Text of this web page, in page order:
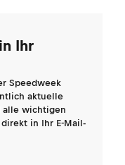
Ihr
Speedweek
aktuelle
alle wichtigen
in Ihr E-Mail-